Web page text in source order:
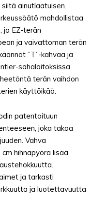
ainutlaatuisen.
mahdollistaa
ja EZ-terän
ja vaivattoman terän
”T”-kahvaa ja
sahalaitoksissa
terän vaihdon
käyttöikää.
patentoituun
joka takaa
Vahva
hihnapyörä lisää
ja tarkasti
ja luotettavuutta